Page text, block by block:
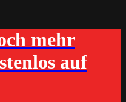
mehr
auf